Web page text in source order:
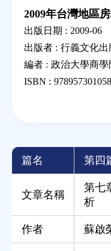
2009年台灣地區
出版日期 : 2009-06
出版者 : 行義文化出
編者 : 政治大學商
ISBN :
篇名 第四
文章名稱
第七
析
作者 蘇啟